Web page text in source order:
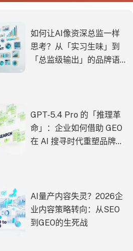
如何让AI像资深总监一样
思考？从「实习生味」到
「总监级输出」的品牌语
GPT-5.4 Pro 的「推理革
命」：企业如何借助 GEO
在 AI 搜寻时代重塑品牌能
AI量产内容失灵？2026企
业内容策略转向：从SEO
到GEO的生死战